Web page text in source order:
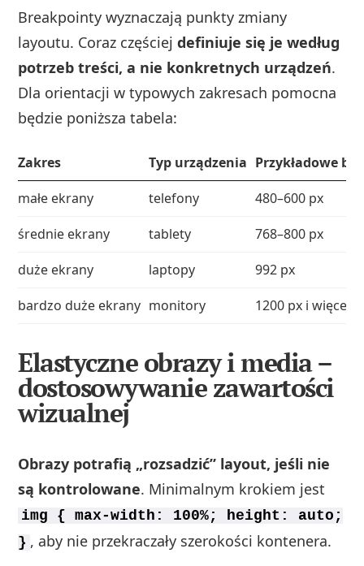
Breakpointy wyznaczają punkty zmiany
layoutu. Coraz częściejdefiniuje się je według
potrzeb treści, a nie konkretnych urządzeń.
Dla orientacji w typowych zakresach pomocna
będzie poniższa tabela:
Zakres Typ urządzenia Przykładowe
małe ekrany
telefony
480–600 px
średnie ekrany
tablety
768–800 px
duże ekrany
laptopy
992 px
bardzo duże ekrany monitory 1200 px i więcej
Elastyczne obrazy i media –
dostosowywanie zawartości
wizualnej
Obrazy potrafią „rozsadzić” layout, jeśli nie
są kontrolowane. Minimalnym krokiem jest
img { max-width: 100%; height: auto;
} , aby nie przekraczały szerokości kontenera.